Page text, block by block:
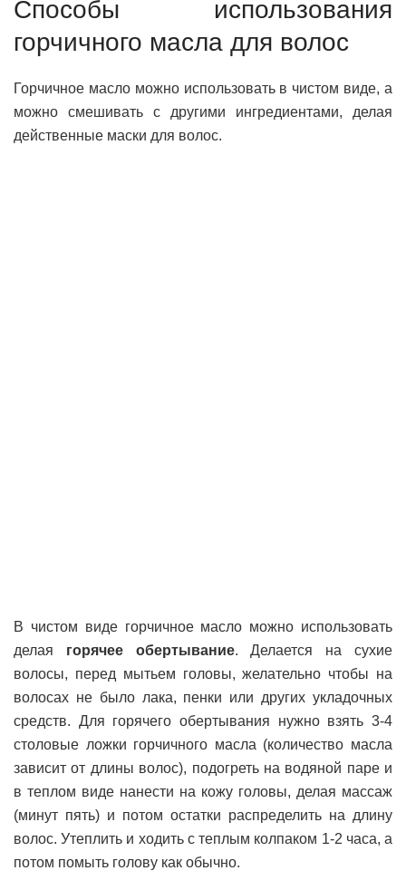
Способы использования
горчичного масла для волос
Горчичное масло можно использовать в чистом виде, а
можно смешивать с другими ингредиентами, делая
действенные маски для волос.
В чистом виде горчичное масло можно использовать
делая горячее обертывание. Делается на сухие
волосы, перед мытьем головы, желательно чтобы на
волосах не было лака, пенки или других укладочных
средств. Для горячего обертывания нужно взять 3-4
столовые ложки горчичного масла (количество масла
зависит от длины волос), подогреть на водяной паре и
в теплом виде нанести на кожу головы, делая массаж
(минут пять) и потом остатки распределить на длину
волос. Утеплить и ходить с теплым колпаком 1-2 часа, а
потом помыть голову как обычно.